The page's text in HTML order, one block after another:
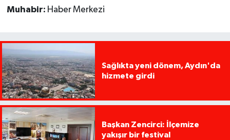
Muhabir: Haber Merkezi
Sağlıkta yeni dönem, Aydın'da
hizmete girdi
Başkan Zencirci: İlçemize
yakışır bir festival